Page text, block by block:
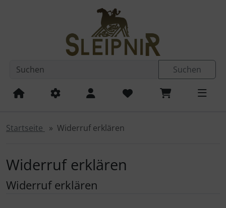
Springe zur Navigation
Suchen
Startseite Widerruf erklären
Widerruf erklären
Widerruf erklären